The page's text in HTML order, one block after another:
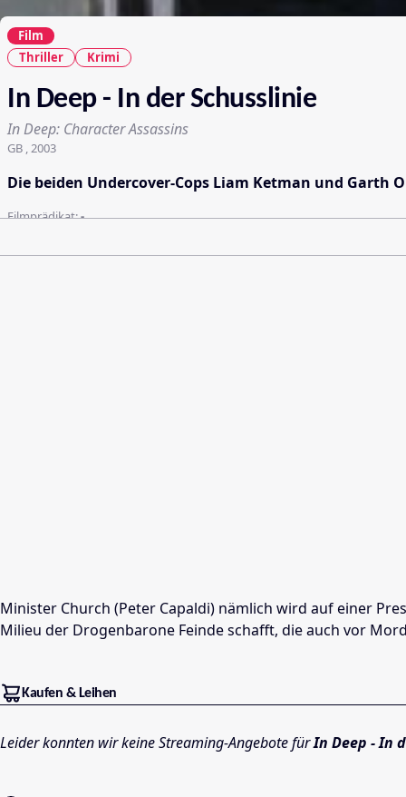
Film
Thriller
Krimi
In Deep - In der Schusslinie
In Deep: Character Assassins
GB , 2003
Die beiden Undercover-Cops Liam Ketman und
Filmprädikat:-
Minister Church (Peter Capaldi) nämlich wird auf einer
Milieu der Drogenbarone Feinde schafft, die auch vor
Kaufen & Leihen
Leider konnten wir keine Streaming-Angebote fürIn Deep - In